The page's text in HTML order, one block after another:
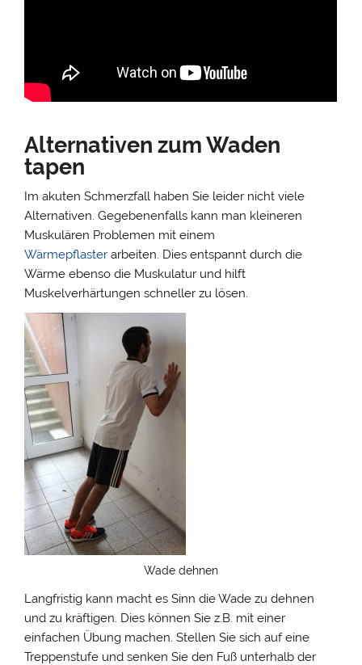
Alternativen zum Waden
tapen
Im akuten Schmerzfall haben Sie leider nicht viele
Alternativen. Gegebenenfalls kann man kleineren
Muskulären Problemen mit einem
Wärmepflaster arbeiten. Dies entspannt durch die
Wärme ebenso die Muskulatur und hilft
Muskelverhärtungen schneller zu lösen.
Wade dehnen
Langfristig kann macht es Sinn die Wade zu dehnen
und zu kräftigen. Dies können Sie z.B. mit einer
einfachen Übung machen. Stellen Sie sich auf eine
Treppenstufe und senken Sie den Fuß unterhalb der